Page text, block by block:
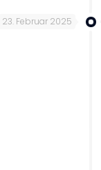
23. Februar 2025